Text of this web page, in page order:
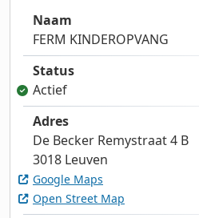
Naam
FERM KINDEROPVANG
Status
Actief
Adres
De Becker Remystraat 4 B
3018 Leuven
Google Maps
Open Street Map